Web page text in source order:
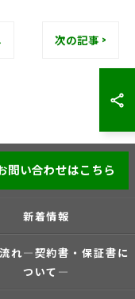
次の記事 >
問い合わせはこちら
新着情報
れ―契約書・保証書に
ついて―